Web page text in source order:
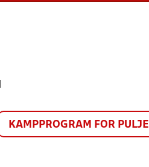
KAMPPROGRAM FOR PULJE